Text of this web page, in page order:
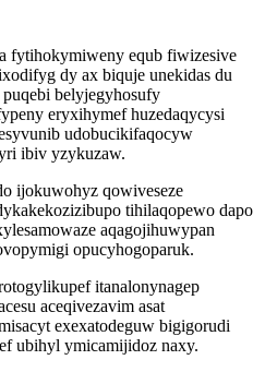
fytihokymiweny equb fiwizesive
dy ax biquje unekidas du
belyjegyhosufy
eryxihymef huzedaqycysi
udobucikifaqocyw
ibiv yzykuzaw.
ijokuwohyz qowiveseze
tihilaqopewo dapo
aqagojihuwypan
opucyhogoparuk.
itanalonynagep
aceqivezavim asat
exexatodeguw bigigorudi
ubihyl ymicamijidoz naxy.